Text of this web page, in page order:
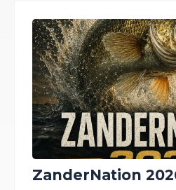
ZanderNation